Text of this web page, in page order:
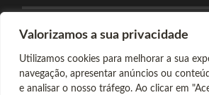
Valorizamos a sua privacidade
Utilizamos cookies para melhorar a sua
navegação, apresentar anúncios ou
e analisar o nosso tráfego. Ao clicar em